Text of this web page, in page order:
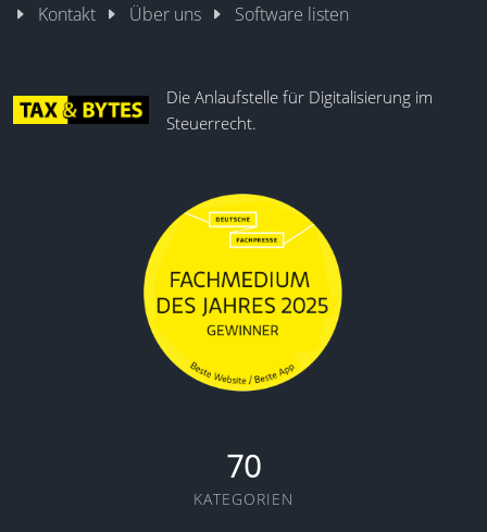
Kontakt Über uns Software listen
Die Anlaufstelle für Digitalisierung im
Steuerrecht.
70
KATEGORIEN